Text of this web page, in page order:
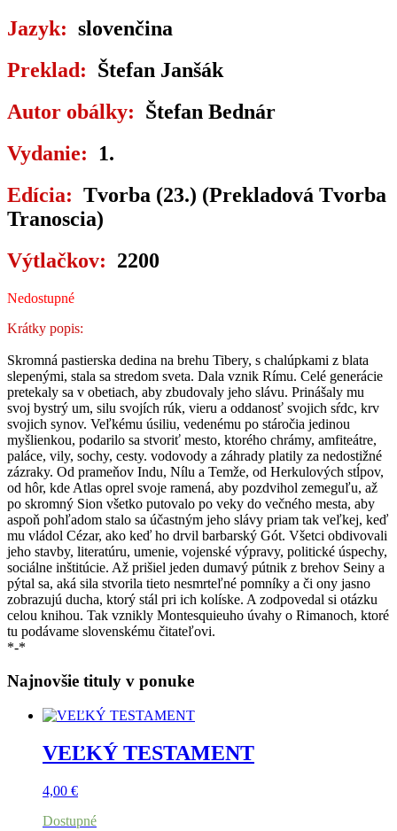
Jazyk: slovenčina
Preklad: Štefan Janšák
Autor obálky: Štefan Bednár
Vydanie: 1.
Edícia: Tvorba (23.) (Prekladová Tvorba
Tranoscia)
Výtlačkov: 2200
Nedostupné
Krátky popis:
Skromná pastierska dedina na brehu Tibery, s chalúpkami z blata
slepenými, stala sa stredom sveta. Dala vznik Rímu. Celé generácie
pretekaly sa v obetiach, aby zbudovaly jeho slávu. Prinášaly mu
svoj bystrý um, silu svojích rúk, vieru a oddanosť svojich sŕdc, krv
svojich synov. Veľkému úsiliu, vedenému po stáročia jedinou
myšlienkou, podarilo sa stvoriť mesto, ktorého chrámy, amfiteátre,
paláce, vily, sochy, cesty. vodovody a záhrady platily za nedostižné
zázraky. Od prameňov Indu, Nílu a Temže, od Herkulových stĺpov,
od hôr, kde Atlas oprel svoje ramená, aby pozdvihol zemeguľu, až
po skromný Sion všetko putovalo po veky do večného mesta, aby
aspoň pohľadom stalo sa účastným jeho slávy priam tak veľkej, keď
mu vládol Cézar, ako keď ho drvil barbarský Gót. Všetci obdivovali
jeho stavby, literatúru, umenie, vojenské výpravy, politické úspechy,
sociálne inštitúcie. Až prišiel jeden dumavý pútnik z brehov Seiny a
pýtal sa, aká sila stvorila tieto nesmrteľné pomníky a či ony jasno
zobrazujú ducha, ktorý stál pri ich kolíske. A zodpovedal si otázku
celou knihou. Tak vznikly Montesquieuho úvahy o Rimanoch, ktoré
tu podávame slovenskému čitateľovi.
*-*
Najnovšie tituly v ponuke
VEĽKÝ TESTAMENT
4,00 €
Dostupné